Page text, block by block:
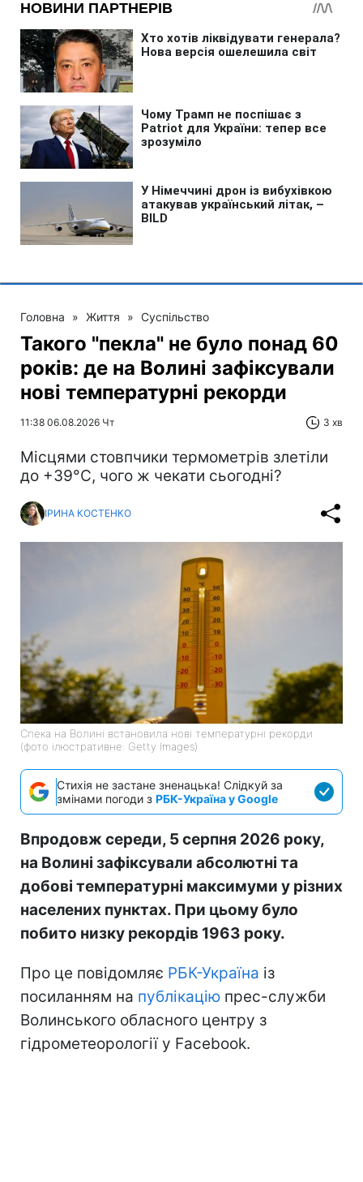
Головна » Життя » Суспільство
Такого "пекла" не було понад 60
років: де на Волині зафіксували
нові температурні рекорди
11:38 06.08.2026 Чт 3 хв
Місцями стовпчики термометрів злетіли
до +39°С, чого ж чекати сьогодні?
ІРИНА КОСТЕНКО
Спека на Волині встановила нові температурні рекорди
(фото ілюстративне: Getty Images)
Стихія не застане зненацька! Слідкуй за
змінами погоди з РБК-Україна у Google
Впродовж середи, 5 серпня 2026 року,
на Волині зафіксували абсолютні та
добові температурні максимуми у різних
населених пунктах. При цьому було
побито низку рекордів 1963 року.
Про це повідомляє РБК-Україна із
посиланням на публікацію прес-служби
Волинського обласного центру з
гідрометеорології у Facebook.